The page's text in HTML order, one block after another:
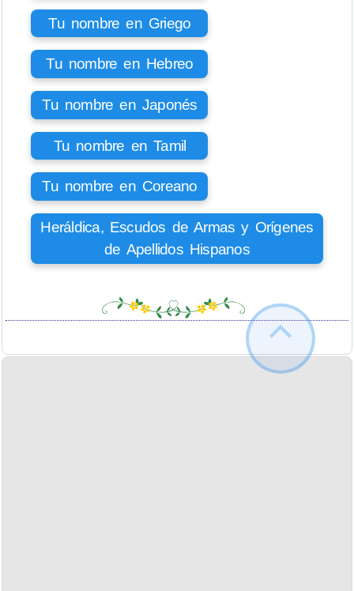
Tu nombre en Griego
Tu nombre en Hebreo
Tu nombre en Japonés
Tu nombre en Tamil
Tu nombre en Coreano
Heráldica, Escudos de Armas y Orígenes
de Apellidos Hispanos